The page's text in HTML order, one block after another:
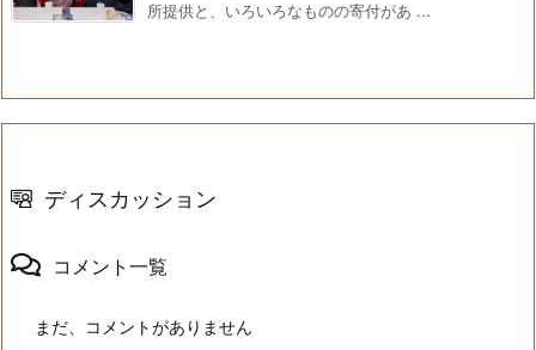
所提供と、いろいろなものの寄付があ ...
ディスカッション
コメント一覧
まだ、コメントがありません